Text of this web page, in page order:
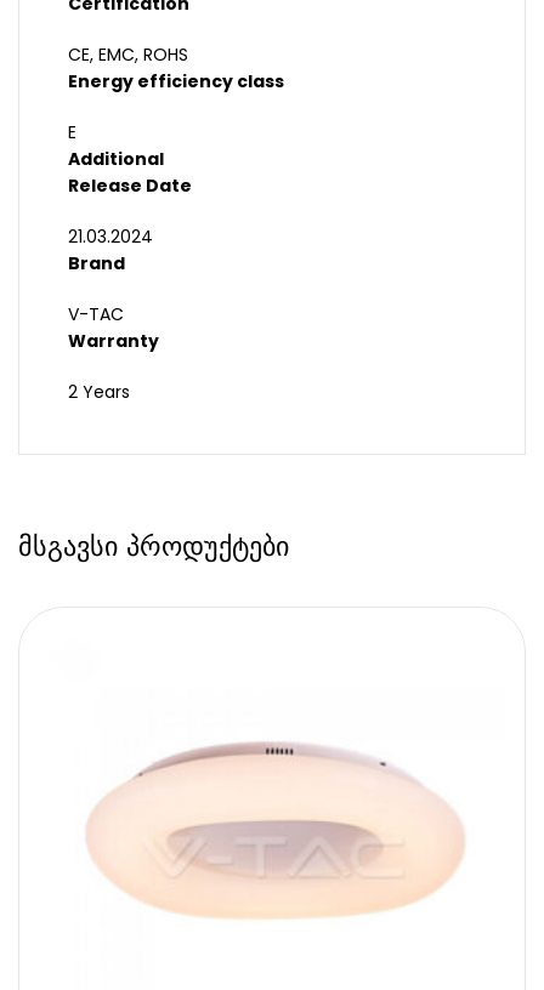
CE, EMC, ROHS
Energy efficiency class
E
Additional
Release Date
21.03.2024
Brand
V-TAC
Warranty
2 Years
მსგავსი პროდუქტები